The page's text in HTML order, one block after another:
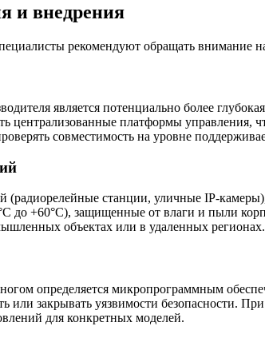
и внедрения
рекомендуют обращать внимание
является потенциально более
централизованные платформы управления,
совместимость на уровне
(радиорелейные станции, уличные IP-
до +60°C), защищенные от влаги и пыли
объектах или в удаленных регионах.
определяется микропрограммным
или закрывать уязвимости безопасности.
для конкретных моделей.